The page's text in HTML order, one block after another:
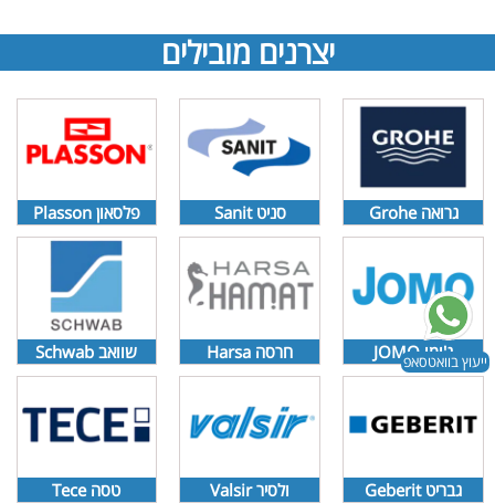
יצרנים מובילים
גרואה Grohe
ג'ומו JOMO
גבריט Geberit
סניט Sanit
חרסה Harsa
ולסיר Valsir
פלסאון Plasson
שוואב Schwab
טסה Tece
ייעוץ בוואטסאפ